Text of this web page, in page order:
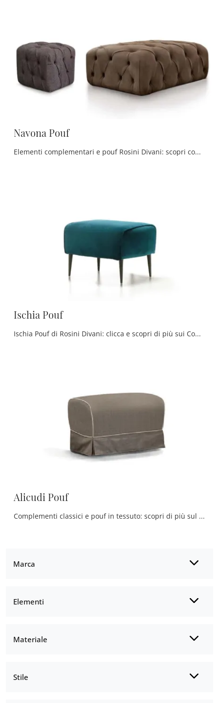
Marca
Elementi
Materiale
Stile
Navona Pouf
Elementi complementari e pouf Rosini Divani: scopri come arricchire i tuoi interni classici con il modello Navona Pouf.
Ischia Pouf
Ischia Pouf di Rosini Divani: clicca e scopri di più sui Complementi e pouf classici in tessuto del noto e conosciuto marchio!
Alicudi Pouf
Complementi classici e pouf in tessuto: scopri di più sul modello Alicudi Pouf di Rosini Divani e potrai completare i tuoi spazi.